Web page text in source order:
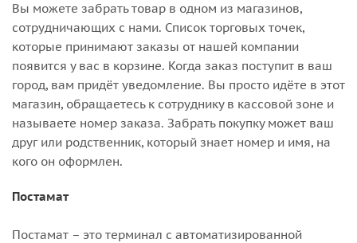
Вы можете забрать товар в одном из магазинов,
сотрудничающих с нами. Список торговых точек,
которые принимают заказы от нашей компании
появится у вас в корзине. Когда заказ поступит в ваш
город, вам придёт уведомление. Вы просто идёте в этот
магазин, обращаетесь к сотруднику в кассовой зоне и
называете номер заказа. Забрать покупку может ваш
друг или родственник, который знает номер и имя, на
кого он оформлен.
Постамат
Постамат – это терминал с автоматизированной